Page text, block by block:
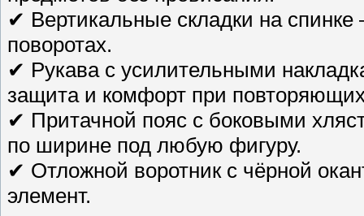
✔ Вертикальные складки на
поворотах.
✔ Рукава с усилительными
защита и комфорт при
✔ Притачной пояс с боковыми
по ширине под любую фигуру.
✔ Отложной воротник с чёрной
элемент.